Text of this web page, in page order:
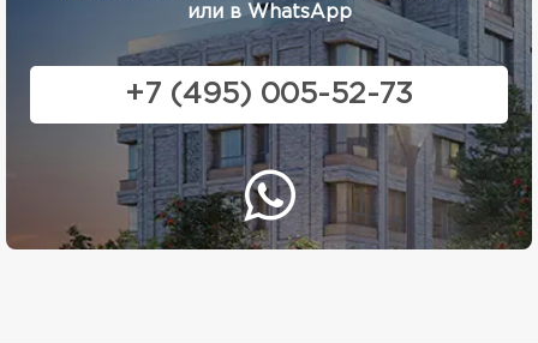
или в WhatsApp
+7 (495) 005-52-73